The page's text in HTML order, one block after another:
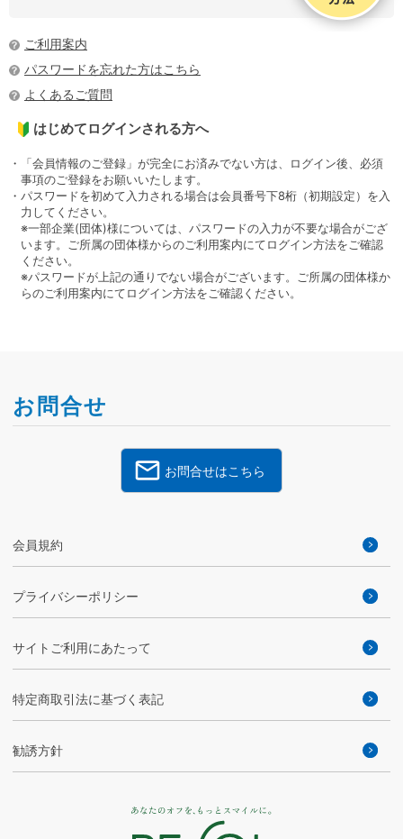
ご利用案内
パスワードを忘れた方はこちら
よくあるご質問
はじめてログインされる方へ
・「会員情報のご登録」が完全にお済みでない方は、ログイン後、必須
事項のご登録をお願いいたします。
・パスワードを初めて入力される場合は会員番号下8桁（初期設定）を入
力してください。
※一部企業(団体)様については、パスワードの入力が不要な場合がござ
います。ご所属の団体様からのご利用案内にてログイン方法をご確認
ください。
※パスワードが上記の通りでない場合がございます。ご所属の団体様か
らのご利用案内にてログイン方法をご確認ください。
お問合せ
お問合せはこちら
会員規約
プライバシーポリシー
サイトご利用にあたって
特定商取引法に基づく表記
勧誘方針